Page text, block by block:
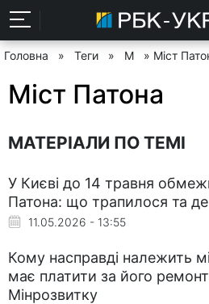
Головна » Теги » М » Міст
Міст Патона
МАТЕРІАЛИ ПО ТЕМІ
У Києві до 14 травня
Патона: що трапилося та де
11.05.2026 - 13:55
Кому насправді належить
має платити за його
Мінрозвитку